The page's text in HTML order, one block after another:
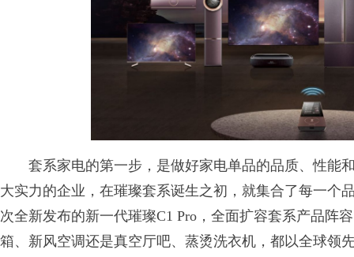
套系家电的第一步，是做好家电单品的品质、性能
大实力的企业，在璀璨套系诞生之初，就集合了每一个
次全新发布的新一代璀璨C1 Pro，全面扩容套系产品阵
箱、新风空调还是真空厅吧、蒸烫洗衣机，都以全球领